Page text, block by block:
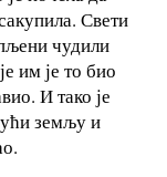
Свети
чудили
им је то био
И тако је
земљу и